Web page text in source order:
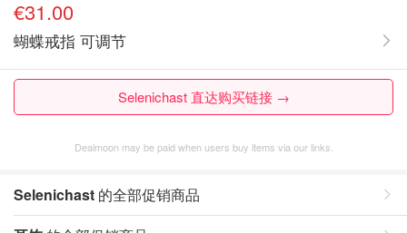
€31.00
蝴蝶戒指 可调节
Selenichast 直达购买链接 →
Dealmoon may be paid when users buy items via our links.
Selenichast 的全部促销商品